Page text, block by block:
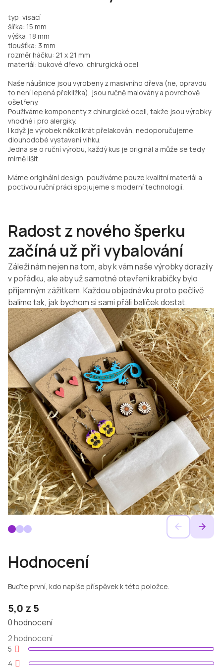
typ: visací
šířka: 15 mm
výška: 18 mm
tloušťka: 3 mm
rozměr háčku: 21 x 21 mm
materiál: bukové dřevo, chirurgická ocel
Naše náušnice jsou vyrobeny z masivního dřeva (ne, opravdu
to není lepená překližka), jsou ručně malovány a povrchově
ošetřeny.
Používáme komponenty z chirurgické oceli, takže jsou výrobky
vhodné i pro alergiky.
I když je výrobek několikrát přelakován, nedoporučujeme
dlouhodobé vystavení vlhku.
Jedná se o ruční výrobu, každý kus je originál a může se tedy
mírně lišit.
Máme originální design, používáme pouze kvalitní materiál a
poctivou ruční práci spojujeme s moderní technologií.
Hodnocení
Buďte první, kdo napíše příspěvek k této položce.
5,0 z 5
Průměrné
hodnocení
produktu
je
2 hodnocení
0 hodnocení
5
4
V
ý
p
i
s
h
Radost z nového šperku
začíná už při vybalování
Záleží nám nejen na tom, aby k vám naše výrobky dorazily
v pořádku, ale aby už samotné otevření krabičky bylo
příjemným zážitkem. Každou objednávku proto pečlivě
balíme tak, jak bychom si sami přáli balíček dostat.